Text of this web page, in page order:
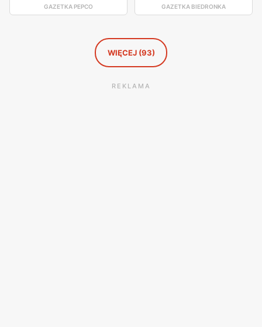
GAZETKA PEPCO GAZETKA BIEDRONKA
WIĘCEJ (93)
REKLAMA